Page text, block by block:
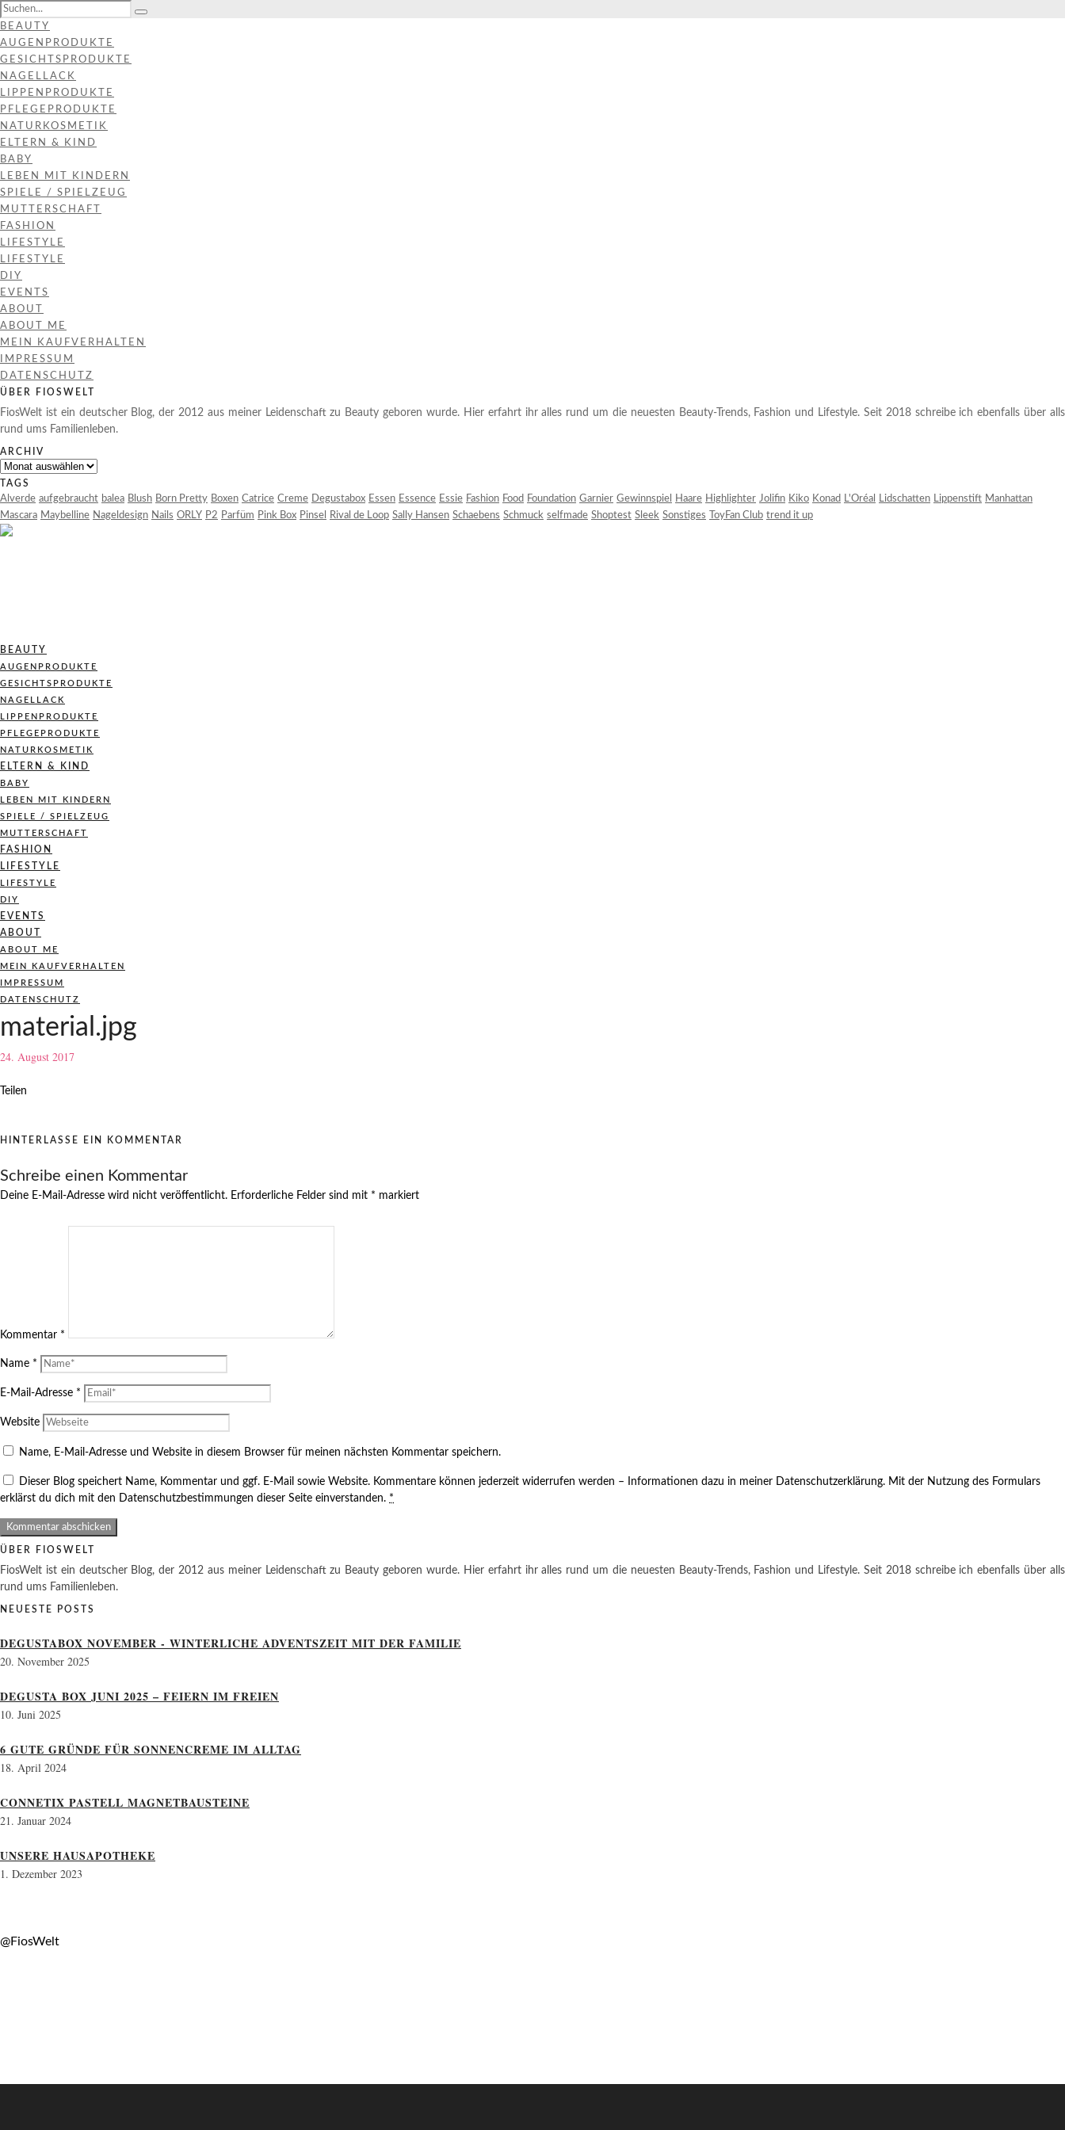
BEAUTY
AUGENPRODUKTE
GESICHTSPRODUKTE
NAGELLACK
LIPPENPRODUKTE
PFLEGEPRODUKTE
NATURKOSMETIK
ELTERN & KIND
BABY
LEBEN MIT KINDERN
SPIELE / SPIELZEUG
MUTTERSCHAFT
FASHION
LIFESTYLE
LIFESTYLE
DIY
EVENTS
ABOUT
ABOUT ME
MEIN KAUFVERHALTEN
IMPRESSUM
DATENSCHUTZ
ÜBER FIOSWELT
FiosWelt ist ein deutscher Blog, der 2012 aus meiner Leidenschaft zu Beauty geboren wurde. Hier erfahrt ihr alles rund um die neuesten Beauty-Trends, Fashion und Lifestyle. Seit 2018 schreibe ich ebenfalls über alls
rund ums Familienleben.
ARCHIV
Archiv
TAGS
Alverde aufgebraucht balea Blush Born Pretty Boxen Catrice Creme Degustabox Essen Essence Essie Fashion Food Foundation Garnier Gewinnspiel Haare Highlighter Jolifin Kiko Konad L'Oréal Lidschatten Lippenstift Manhattan
Mascara Maybelline Nageldesign Nails ORLY P2 Parfüm Pink Box Pinsel Rival de Loop Sally Hansen Schaebens Schmuck selfmade Shoptest Sleek Sonstiges ToyFan Club trend it up
BEAUTY
AUGENPRODUKTE
GESICHTSPRODUKTE
NAGELLACK
LIPPENPRODUKTE
PFLEGEPRODUKTE
NATURKOSMETIK
ELTERN & KIND
BABY
LEBEN MIT KINDERN
SPIELE / SPIELZEUG
MUTTERSCHAFT
FASHION
LIFESTYLE
LIFESTYLE
DIY
EVENTS
ABOUT
ABOUT ME
MEIN KAUFVERHALTEN
IMPRESSUM
DATENSCHUTZ
material.jpg
24. August 2017
Teilen
HINTERLASSE EIN KOMMENTAR
Schreibe einen Kommentar
Deine E-Mail-Adresse wird nicht veröffentlicht. Erforderliche Felder sind mit * markiert
Kommentar *
Name *
E-Mail-Adresse *
Website
Name, E-Mail-Adresse und Website in diesem Browser für meinen nächsten Kommentar speichern.
Dieser Blog speichert Name, Kommentar und ggf. E-Mail sowie Website. Kommentare können jederzeit widerrufen werden – Informationen dazu in meiner Datenschutzerklärung. Mit der Nutzung des Formulars
erklärst du dich mit den Datenschutzbestimmungen dieser Seite einverstanden. *
ÜBER FIOSWELT
FiosWelt ist ein deutscher Blog, der 2012 aus meiner Leidenschaft zu Beauty geboren wurde. Hier erfahrt ihr alles rund um die neuesten Beauty-Trends, Fashion und Lifestyle. Seit 2018 schreibe ich ebenfalls über alls
rund ums Familienleben.
NEUESTE POSTS
DEGUSTABOX NOVEMBER - WINTERLICHE ADVENTSZEIT MIT DER FAMILIE
20. November 2025
DEGUSTA BOX JUNI 2025 – FEIERN IM FREIEN
10. Juni 2025
6 GUTE GRÜNDE FÜR SONNENCREME IM ALLTAG
18. April 2024
CONNETIX PASTELL MAGNETBAUSTEINE
21. Januar 2024
UNSERE HAUSAPOTHEKE
1. Dezember 2023
@FiosWelt